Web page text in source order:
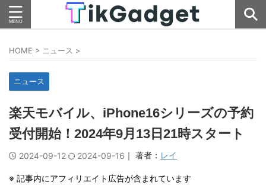
HOME > ニュース >
ニュース
楽天モバイル、iPhone16シリーズの予約
受付開始！2024年9月13日21時スタート
2024-09-12 2024-09-16 ｜ 著者： レイ
※ 記事内にアフィリエイト広告が含まれています